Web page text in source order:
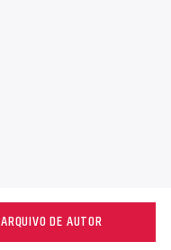
ARQUIVO DE AUTOR